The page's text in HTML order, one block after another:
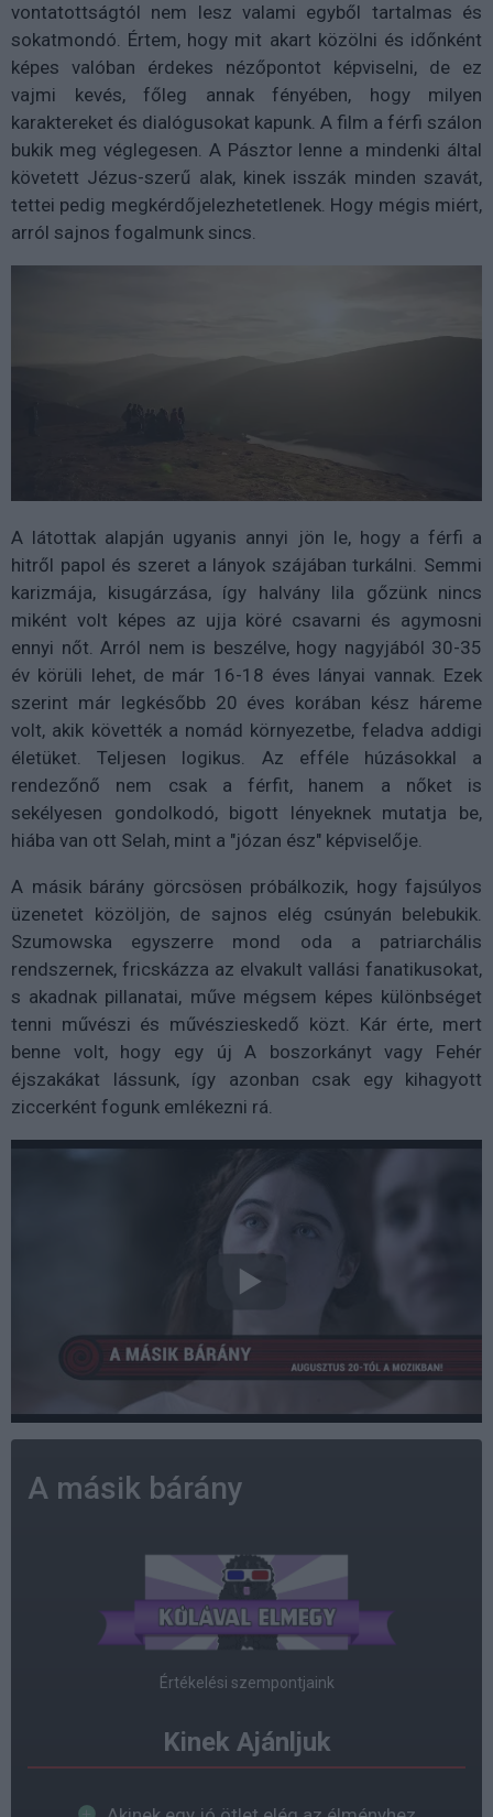
vontatottságtól nem lesz valami egyből tartalmas és
sokatmondó. Értem, hogy mit akart közölni és időnként
képes valóban érdekes nézőpontot képviselni, de ez
vajmi kevés, főleg annak fényében, hogy milyen
karaktereket és dialógusokat kapunk. A film a férfi szálon
bukik meg véglegesen. A Pásztor lenne a mindenki által
követett Jézus-szerű alak, kinek isszák minden szavát,
tettei pedig megkérdőjelezhetetlenek. Hogy mégis miért,
arról sajnos fogalmunk sincs.
A látottak alapján ugyanis annyi jön le, hogy a férfi a
hitről papol és szeret a lányok szájában turkálni. Semmi
karizmája, kisugárzása, így halvány lila gőzünk nincs
miként volt képes az ujja köré csavarni és agymosni
ennyi nőt. Arról nem is beszélve, hogy nagyjából 30-35
év körüli lehet, de már 16-18 éves lányai vannak. Ezek
szerint már legkésőbb 20 éves korában kész háreme
volt, akik követték a nomád környezetbe, feladva addigi
életüket. Teljesen logikus. Az efféle húzásokkal a
rendezőnő nem csak a férfit, hanem a nőket is
sekélyesen gondolkodó, bigott lényeknek mutatja be,
hiába van ott Selah, mint a "józan ész" képviselője.
A másik bárány görcsösen próbálkozik, hogy fajsúlyos
üzenetet közöljön, de sajnos elég csúnyán belebukik.
Szumowska egyszerre mond oda a patriarchális
rendszernek, fricskázza az elvakult vallási fanatikusokat,
s akadnak pillanatai, műve mégsem képes különbséget
tenni művészi és művészieskedő közt. Kár érte, mert
benne volt, hogy egy új A boszorkányt vagy Fehér
éjszakákat lássunk, így azonban csak egy kihagyott
ziccerként fogunk emlékezni rá.
A másik bárány
Értékelési szempontjaink
Kinek Ajánljuk